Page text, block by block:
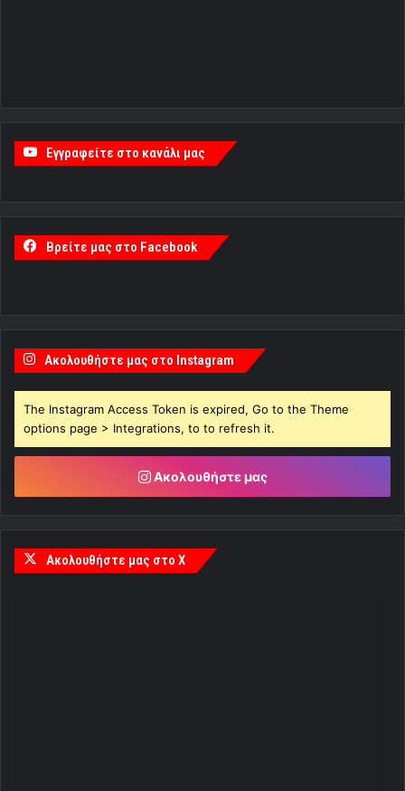
Εγγραφείτε στο κανάλι μας
Βρείτε μας στο Facebook
Ακολουθήστε μας στο Instagram
The Instagram Access Token is expired, Go to the Theme
options page > Integrations, to to refresh it.
Ακολουθήστε μας
Ακολουθήστε μας στο X